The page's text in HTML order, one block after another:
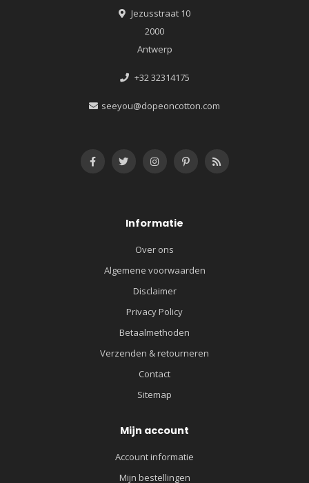
Jezusstraat 10
2000
Antwerp
+32 32314175
seeyou@dopeoncotton.com
Informatie
Over ons
Algemene voorwaarden
Disclaimer
Privacy Policy
Betaalmethoden
Verzenden & retourneren
Contact
Sitemap
Mijn account
Account informatie
Mijn bestellingen